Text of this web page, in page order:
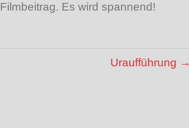
Es wird spannend!
Uraufführung →